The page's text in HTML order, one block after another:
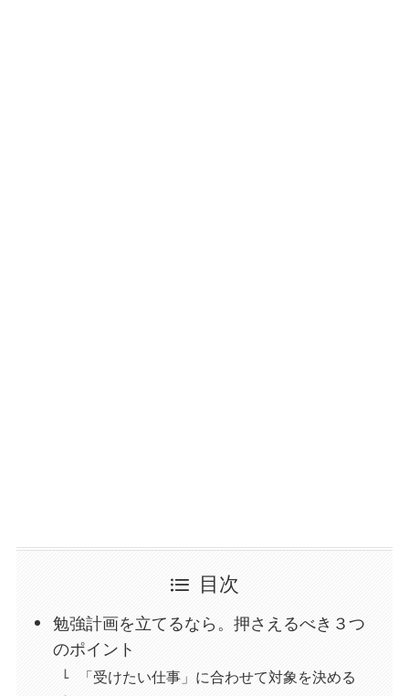
目次
勉強計画を立てるなら。押さえるべき３つ
のポイント
「受けたい仕事」に合わせて対象を決める